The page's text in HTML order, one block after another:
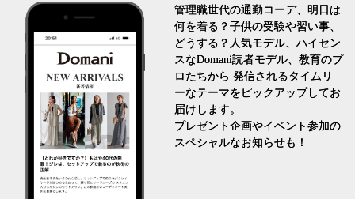
管理職世代の通勤コーデ、明日は
何を着る？子供の受験や習い事、
どうする？人気モデル、ハイセン
スなDomani読者モデル、教育のプ
ロたちから 発信されるタイムリ
ーなテーマをピックアップしてお
届けします。
プレゼント企画やイベント参加の
スペシャルなお知らせも！